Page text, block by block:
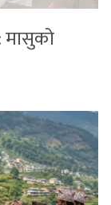
मासुको